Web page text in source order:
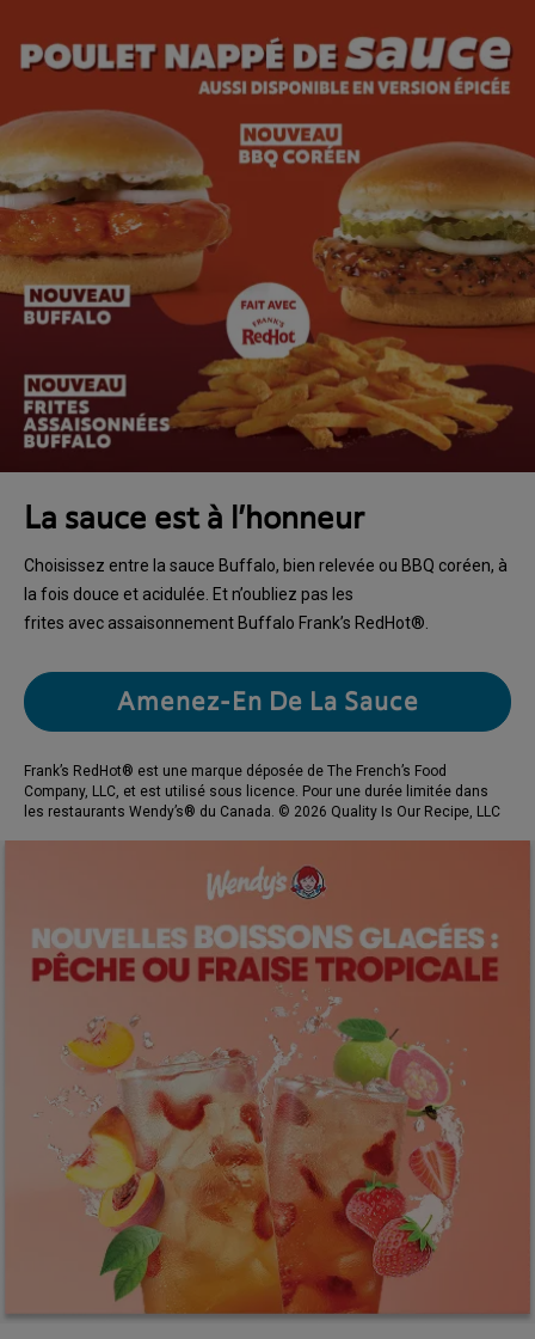
La sauce est à l’honneur
Choisissez entre la sauce Buffalo, bien relevée ou BBQ coréen, à
la fois douce et acidulée. Et n’oubliez pas les
frites avec assaisonnement Buffalo Frank’s RedHot®.
Amenez-En De La Sauce
Frank’s RedHot® est une marque déposée de The French’s Food
Company, LLC, et est utilisé sous licence. Pour une durée limitée dans
les restaurants Wendy’s® du Canada. © 2026 Quality Is Our Recipe, LLC